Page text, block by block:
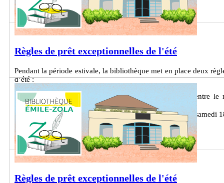
Lire la suite
Règles de prêt exceptionnelles de l'été
Pendant la période estivale, la bibliothèque met en place deux
d’été :
Prolongation des prêts : tous les prêts effectués entre
septembre.
Nombre de prêts maximum : du samedi 20 juin au samedi
à 8 documents !
Lire la suite
Règles de prêt exceptionnelles de l'été